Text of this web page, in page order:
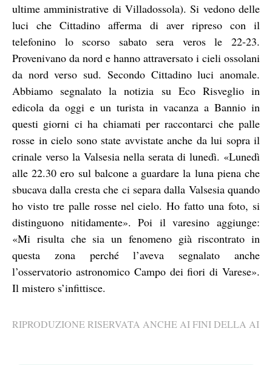
ultime amministrative di Villadossola). Si vedono delle
luci che Cittadino afferma di aver ripreso con il
telefonino lo scorso sabato sera veros le 22-23.
Provenivano da nord e hanno attraversato i cieli ossolani
da nord verso sud. Secondo Cittadino luci anomale.
Abbiamo segnalato la notizia su Eco Risveglio in
edicola da oggi e un turista in vacanza a Bannio in
questi giorni ci ha chiamati per raccontarci che palle
rosse in cielo sono state avvistate anche da lui sopra il
crinale verso la Valsesia nella serata di lunedì. «Lunedì
alle 22.30 ero sul balcone a guardare la luna piena che
sbucava dalla cresta che ci separa dalla Valsesia quando
ho visto tre palle rosse nel cielo. Ho fatto una foto, si
distinguono nitidamente». Poi il varesino aggiunge:
«Mi risulta che sia un fenomeno già riscontrato in
questa zona perché l’aveva segnalato anche
l’osservatorio astronomico Campo dei fiori di Varese».
Il mistero s’infittisce.
RIPRODUZIONE RISERVATA ANCHE AI FINI DELLA AI